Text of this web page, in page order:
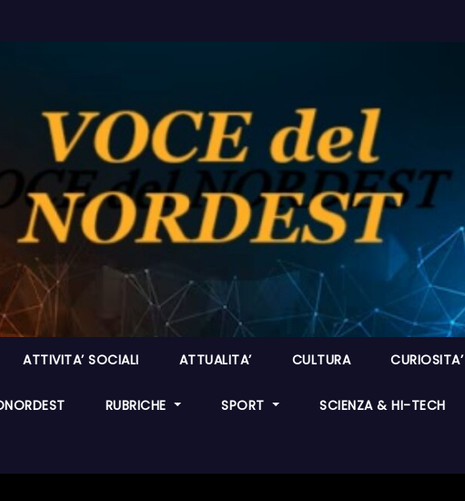
ATTIVITA’ SOCIALI ATTUALITA’ CULTURA CURIOSITA’
RUBRICHE SPORT SCIENZA & HI-TECH